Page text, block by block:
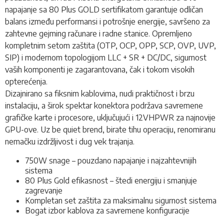
napajanje sa 80 Plus GOLD sertifikatom garantuje odličan
balans između performansi i potrošnje energije, savršeno za
zahtevne gejming računare i radne stanice. Opremljeno
kompletnim setom zaštita (OTP, OCP, OPP, SCP, OVP, UVP,
SIP) i modernom topologijom LLC + SR + DC/DC, sigurnost
vaših komponenti je zagarantovana, čak i tokom visokih
opterećenja.
Dizajnirano sa fiksnim kablovima, nudi praktičnost i brzu
instalaciju, a širok spektar konektora podržava savremene
grafičke karte i procesore, uključujući i 12VHPWR za najnovije
GPU-ove. Uz be quiet brend, birate tihu operaciju, renomiranu
nemačku izdržljivost i dug vek trajanja.
750W snage – pouzdano napajanje i najzahtevnijih
sistema
80 Plus Gold efikasnost – štedi energiju i smanjuje
zagrevanje
Kompletan set zaštita za maksimalnu sigurnost sistema
Bogat izbor kablova za savremene konfiguracije